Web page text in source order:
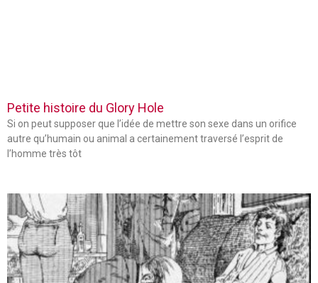
Petite histoire du Glory Hole
Si on peut supposer que l’idée de mettre son sexe dans un orifice
autre qu’humain ou animal a certainement traversé l’esprit de
l’homme très tôt